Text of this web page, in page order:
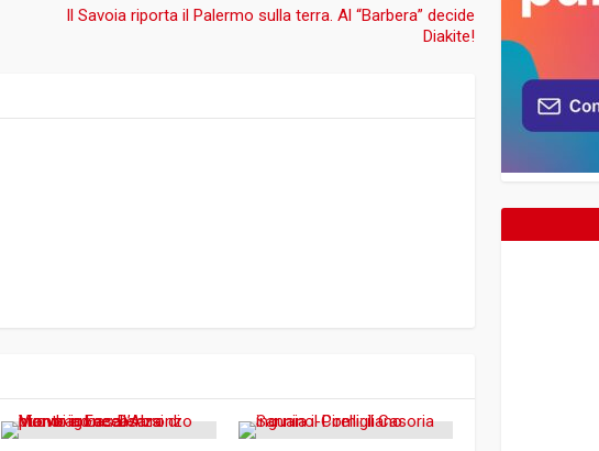
Il Savoia riporta il Palermo sulla terra. Al “Barbera” decide
Diakite!